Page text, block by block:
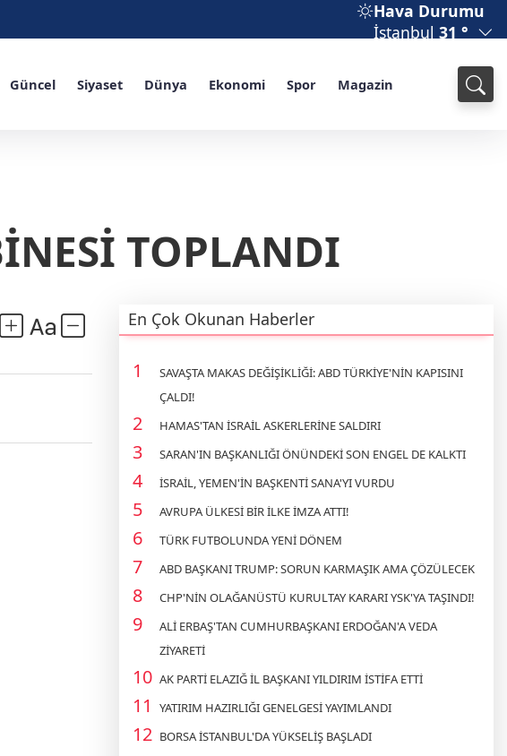
Hava Durumu
İstanbul 31 °
Güncel Siyaset Dünya Ekonomi Spor Magazin
TOPLANDI
En Çok Okunan Haberler
SAVAŞTA MAKAS DEĞİŞİKLİĞİ: ABD TÜRKİYE'NİN KAPISINI
ÇALDI!
HAMAS'TAN İSRAİL ASKERLERİNE SALDIRI
SARAN'IN BAŞKANLIĞI ÖNÜNDEKİ SON ENGEL DE KALKTI
İSRAİL, YEMEN'İN BAŞKENTİ SANA'YI VURDU
AVRUPA ÜLKESİ BİR İLKE İMZA ATTI!
TÜRK FUTBOLUNDA YENİ DÖNEM
ABD BAŞKANI TRUMP: SORUN KARMAŞIK AMA ÇÖZÜLECEK
CHP'NİN OLAĞANÜSTÜ KURULTAY KARARI YSK'YA TAŞINDI!
ALİ ERBAŞ'TAN CUMHURBAŞKANI ERDOĞAN'A VEDA
ZİYARETİ
AK PARTİ ELAZIĞ İL BAŞKANI YILDIRIM İSTİFA ETTİ
YATIRIM HAZIRLIĞI GENELGESİ YAYIMLANDI
BORSA İSTANBUL'DA YÜKSELİŞ BAŞLADI